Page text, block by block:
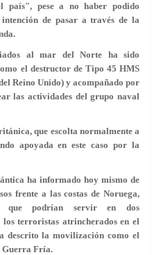
país", pese a no haber podido
de pasar a través de la
al mar del Norte ha sido
el destructor de Tipo 45 HMS
Reino Unido) y acompañado por
las actividades del grupo naval
que escolta normalmente a
apoyada en este caso por la
ha informado hoy mismo de
frente a las costas de Noruega,
que podrían servir en dos
terroristas atrincherados en el
descrito la movilización como el
Guerra Fría.